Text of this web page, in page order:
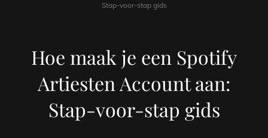
Stap-voor-stap gids
Hoe maak je een Spotify
Artiesten Account aan:
Stap-voor-stap gids